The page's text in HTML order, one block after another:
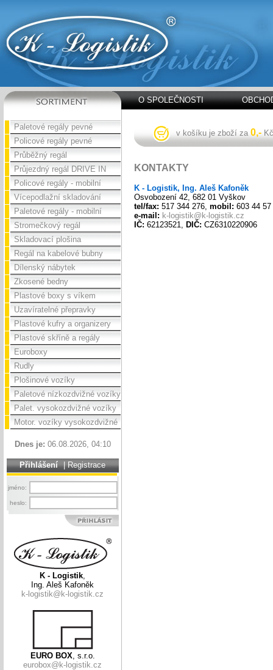
O SPOLEČNOSTI
Paletové regály pevné
Policové regály pevné
Průběžný regál
Průjezdný regál DRIVE IN
Policové regály - mobilní
Vícepodlažní skladování
Paletové regály - mobilní
Stromečkový regál
Skladovací plošina
Regál na kabelové bubny
Dílenský nábytek
Zkosené bedny
Plastové boxy s víkem
Uzavíratelné přepravky
Plastové kufry a organizery
Plastové skříně a regály
Euroboxy
Rudly
Plošinové vozíky
Paletové nízkozdvižné vozíky
Palet. vysokozdvižné vozíky
Motor. vozíky vysokozdvižné
Dnes je: 06.08.2026, 04:10
Přihlášení |Registrace
jméno:
heslo:
K - Logistik,
Ing. Aleš Kafoněk
k-logistik@k-logistik.cz
EURO BOX, s.r.o.
eurobox@k-logistik.cz
v košíku je zboží za 0,- Kč
KONTAKTY
K - Logistik, Ing. Aleš Kafoněk
Osvobození 42, 682 01 Vyškov
tel/fax: 517 344 276, mobil: 603 44 57
e-mail: k-logistik@k-logistik.cz
IČ: 62123521, DIČ: CZ6310220906